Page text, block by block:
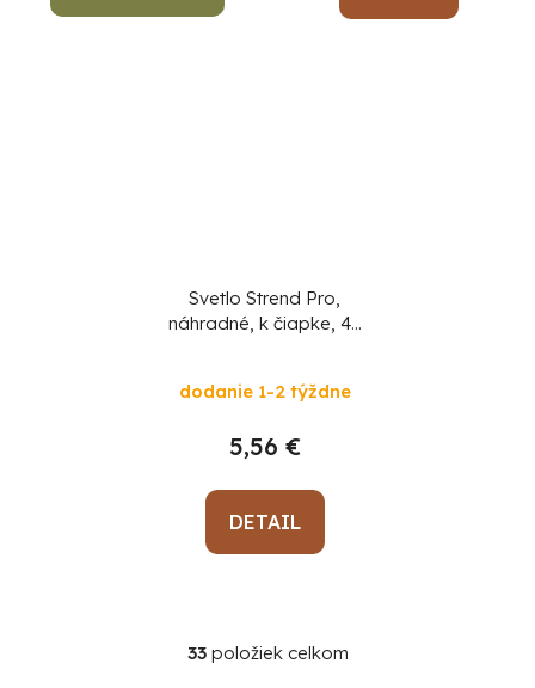
5
Svetlo Strend Pro,
náhradné, k čiapke, 4x
dodanie 1-2 týždne
5,56 €
DETAIL
O
33položiek celkom